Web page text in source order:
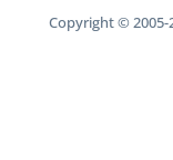
Copyright © 2005-